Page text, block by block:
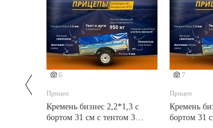
6
Прицеп
Кремень бизнес 2,2*1,3 с
бортом 31 см с тентом 30
7
Прицеп
Кремень
бортом 31 см с